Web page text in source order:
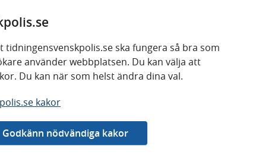
ska fungera så bra som
använder webbplatsen. Du kan välja att
Du kan när som helst ändra dina val.
kakor